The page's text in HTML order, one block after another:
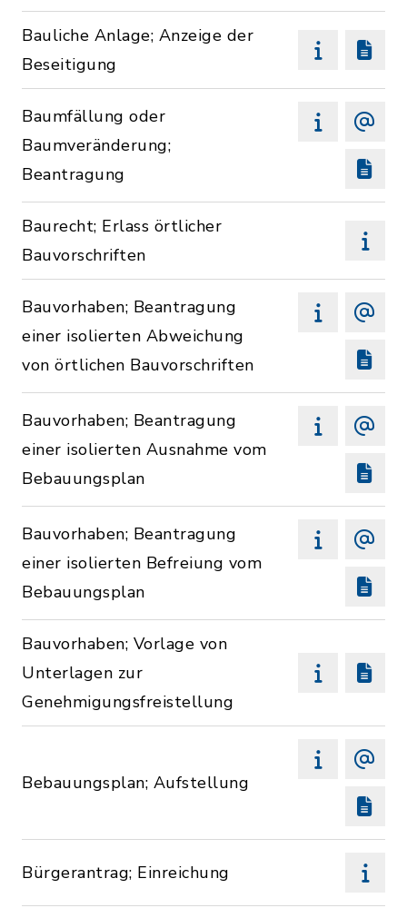
Bauliche Anlage; Anzeige der
Beseitigung
Baumfällung oder
Baumveränderung;
Beantragung
Baurecht; Erlass örtlicher
Bauvorschriften
Bauvorhaben; Beantragung
einer isolierten Abweichung
von örtlichen Bauvorschriften
Bauvorhaben; Beantragung
einer isolierten Ausnahme vom
Bebauungsplan
Bauvorhaben; Beantragung
einer isolierten Befreiung vom
Bebauungsplan
Bauvorhaben; Vorlage von
Unterlagen zur
Genehmigungsfreistellung
Bebauungsplan; Aufstellung
Bürgerantrag; Einreichung